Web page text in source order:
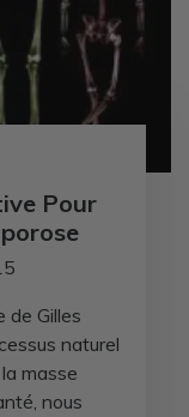
Pour
de Gilles
naturel
masse
nous